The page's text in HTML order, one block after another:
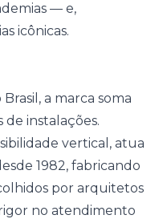
— e,
icônicas.
a marca soma
de instalações.
vertical, atua
1982, fabricando
por arquitetos
no atendimento